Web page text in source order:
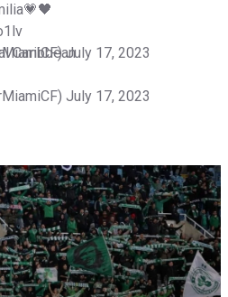
July 17, 2023
Caribbean
July 17, 2023